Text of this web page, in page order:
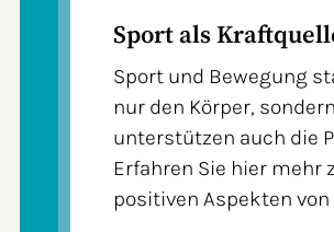
Sport als
Sport und Bewegung
nur den Körper, sondern
unterstützen auch die
Erfahren Sie hier mehr
positiven Aspekten von